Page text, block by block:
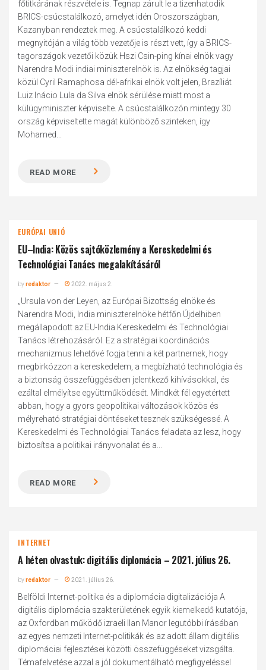
főtitkárának részvétele is. Tegnap zárult le a tizenhatodik
BRICS-csúcstalálkozó, amelyet idén Oroszországban,
Kazanyban rendeztek meg. A csúcstalálkozó keddi
megnyitóján a világ több vezetője is részt vett, így a BRICS-
tagországok vezetői közük Hszi Csin-ping kínai elnök vagy
Narendra Modi indiai miniszterelnök is. Az elnökség tagjai
közül Cyril Ramaphosa dél-afrikai elnök volt jelen, Brazíliát
Luiz Inácio Lula da Silva elnök sérülése miatt most a
külügyminiszter képviselte. A csúcstalálkozón mintegy 30
ország képviseltette magát különböző szinteken, így
Mohamed...
READ MORE
EURÓPAI UNIÓ
EU–India: Közös sajtóközlemény a Kereskedelmi és
Technológiai Tanács megalakításáról
byredaktor 2022. május 2.
„Ursula von der Leyen, az Európai Bizottság elnöke és
Narendra Modi, India miniszterelnöke hétfőn Újdelhiben
megállapodott az EU-India Kereskedelmi és Technológiai
Tanács létrehozásáról. Ez a stratégiai koordinációs
mechanizmus lehetővé fogja tenni a két partnernek, hogy
megbirkózzon a kereskedelem, a megbízható technológia és
a biztonság összefüggésében jelentkező kihívásokkal, és
ezáltal elmélyítse együttműködését. Mindkét fél egyetértett
abban, hogy a gyors geopolitikai változások közös és
mélyreható stratégiai döntéseket tesznek szükségessé. A
Kereskedelmi és Technológiai Tanács feladata az lesz, hogy
biztosítsa a politikai irányvonalat és a...
READ MORE
INTERNET
A héten olvastuk: digitális diplomácia – 2021. július 26.
byredaktor 2021. július 26.
Belföldi Internet-politika és a diplomácia digitalizációja A
digitális diplomácia szakterületének egyik kiemelkedő kutatója,
az Oxfordban működő izraeli Ilan Manor legutóbbi írásában
az egyes nemzeti Internet-politikák és az adott állam digitális
diplomáciai fejlesztései közötti összefüggéseket vizsgálta.
Témafelvetése azzal a jól dokumentálható megfigyeléssel